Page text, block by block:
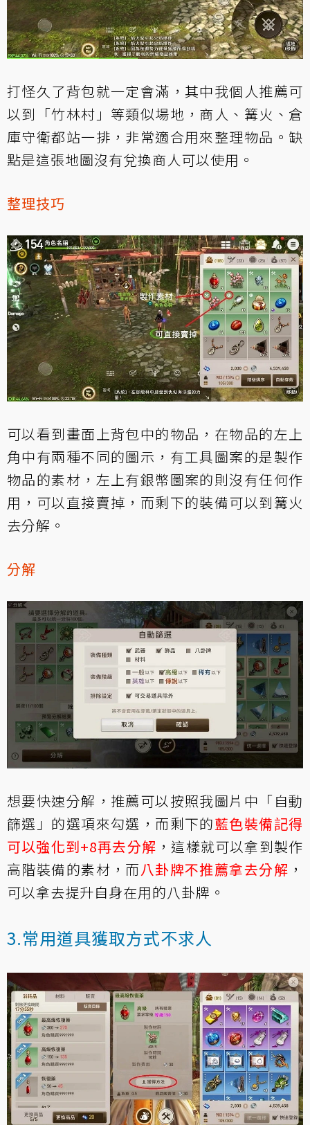
打怪久了背包就一定會滿，其中我個人推薦可
以到「竹林村」等類似場地，商人、篝火、倉
庫守衛都站一排，非常適合用來整理物品。缺
點是這張地圖沒有兌換商人可以使用。
整理技巧
可以看到畫面上背包中的物品，在物品的左上
角中有兩種不同的圖示，有工具圖案的是製作
物品的素材，左上有銀幣圖案的則沒有任何作
用，可以直接賣掉，而剩下的裝備可以到篝火
去分解。
分解
想要快速分解，推薦可以按照我圖片中「自動
篩選」的選項來勾選，而剩下的藍色裝備記得
可以強化到+8再去分解 ，這樣就可以拿到製作
高階裝備的素材，而八卦牌不推薦拿去分解 ，
可以拿去提升自身在用的八卦牌。
3.常用道具獲取方式不求人